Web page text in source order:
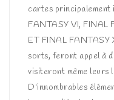
cartes principalement
FANTASY VI, FINAL
ET FINAL FANTASY
sorts, feront appel à
visiteront même leurs
D'innombrables